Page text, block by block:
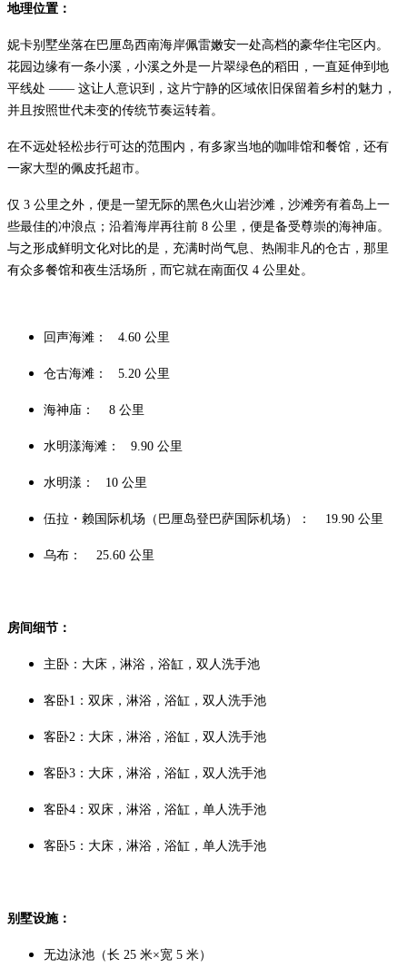
地理位置：
妮卡别墅坐落在巴厘岛西南海岸佩雷嫩安一处高档的豪华住宅区内。
花园边缘有一条小溪，小溪之外是一片翠绿色的稻田，一直延伸到地
平线处 —— 这让人意识到，这片宁静的区域依旧保留着乡村的魅力，
并且按照世代未变的传统节奏运转着。
在不远处轻松步行可达的范围内，有多家当地的咖啡馆和餐馆，还有
一家大型的佩皮托超市。
仅 3 公里之外，便是一望无际的黑色火山岩沙滩，沙滩旁有着岛上一
些最佳的冲浪点；沿着海岸再往前 8 公里，便是备受尊崇的海神庙。
与之形成鲜明文化对比的是，充满时尚气息、热闹非凡的仓古，那里
有众多餐馆和夜生活场所，而它就在南面仅 4 公里处。
回声海滩： 4.60 公里
仓古海滩： 5.20 公里
海神庙： 8 公里
水明漾海滩： 9.90 公里
水明漾： 10 公里
伍拉・赖国际机场（巴厘岛登巴萨国际机场）： 19.90 公里
乌布： 25.60 公里
房间细节：
主卧：大床，淋浴，浴缸，双人洗手池
客卧1：双床， 淋浴，浴缸，双人洗手池
客卧2：大床， 淋浴，浴缸，双人洗手池
客卧3： 大床，淋浴，浴缸，双人洗手池
客卧4：双 床，淋浴，浴缸，单人洗手池
客卧5：大床，淋浴，浴缸，单人洗手池
别墅设施：
无边泳池（长 25 米×宽 5 米）